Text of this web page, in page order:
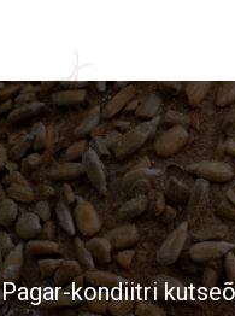
Pagar-kondiitri